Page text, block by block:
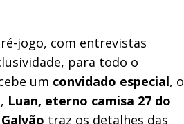
jogo, com entrevistas
para todo o
um convidado especial, o
Luan, eterno camisa 27 do
traz os detalhes das